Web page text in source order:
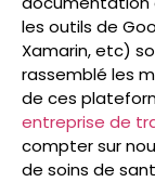
les outils de
Xamarin, etc)
rassemblé les
de ces
entreprise de
compter sur
de soins de